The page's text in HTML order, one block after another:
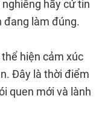
nghiêng hãy cứ tin
đang làm đúng.
hiện cảm xúc
Đây là thời điểm
quen mới và lành